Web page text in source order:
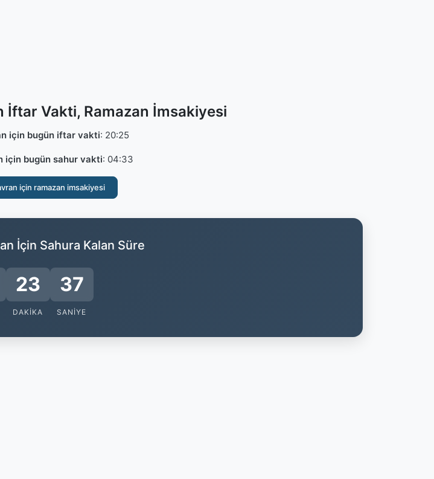
İftar Vakti, Ramazan İmsakiyesi
için bugün iftar vakti: 20:25
için bugün sahur vakti: 04:33
için ramazan imsakiyesi
İçin Sahura Kalan Süre
23
DAKIKA
36
SANIYE